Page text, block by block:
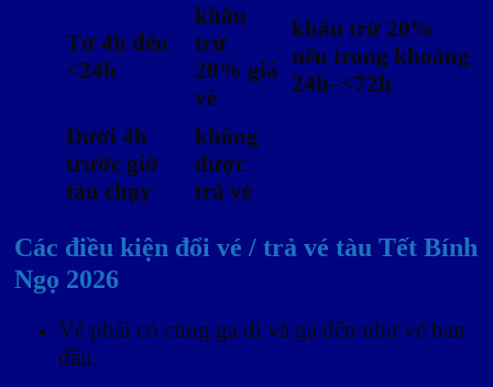
Từ 4h đến
<24h
khấu
trừ
20% giá
vé
khấu trừ 20%
nếu trong khoảng
24h–<72h
Dưới 4h
trước giờ
tàu chạy
không
được
trả vé
Các điều kiện đổi vé / trả vé tàu Tết Bính
Ngọ 2026
Vé phải có cùng ga đi và ga đến như vé ban
đầu.